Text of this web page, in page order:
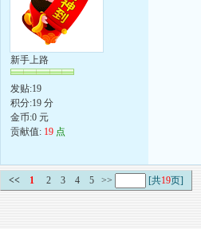
新手上路
发贴:19
积分:19 分
金币:0 元
贡献值: 19 点
<< 1 2 3 4 5 >> [共19页]